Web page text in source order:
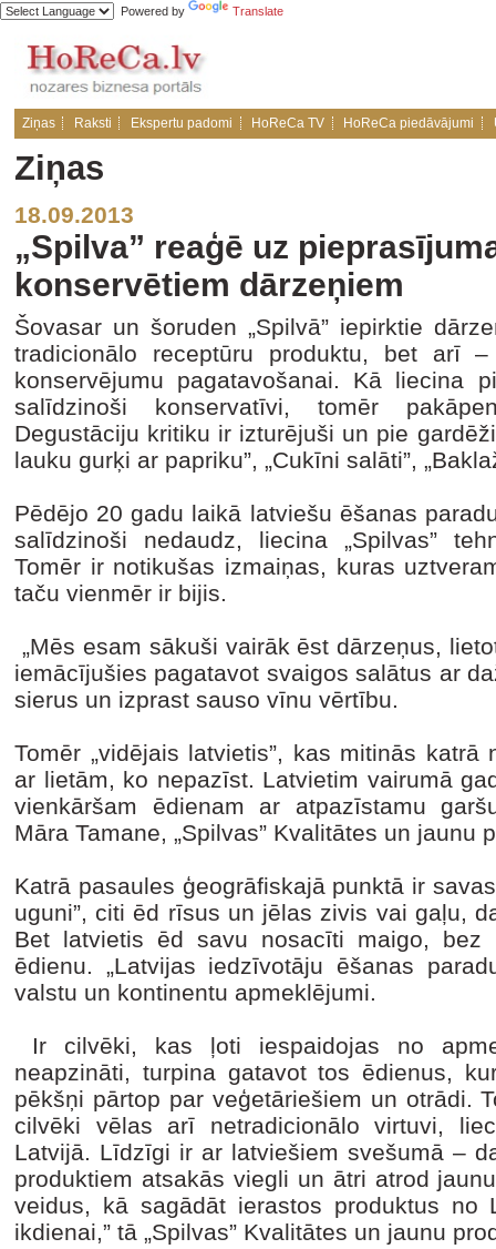
Powered by Translate
Ziņas Raksti Ekspertu padomi HoReCa TV HoReCa piedāvājumi
Ziņas
18.09.2013
„Spilva” reaģē uz
konservētiem dārzeņiem
Šovasar un šoruden „Spilvā” iepirktie
tradicionālo receptūru produktu, bet arī
konservējumu pagatavošanai. Kā liecina
salīdzinoši konservatīvi, tomēr
Degustāciju kritiku ir izturējuši un pie
lauku gurķi ar papriku”, „Cukīni salāti”,
Pēdējo 20 gadu laikā latviešu ēšanas
salīdzinoši nedaudz, liecina „Spilvas”
Tomēr ir notikušas izmaiņas, kuras
taču vienmēr ir bijis.
„Mēs esam sākuši vairāk ēst dārzeņus,
iemācījušies pagatavot svaigos salātus ar
sierus un izprast sauso vīnu vērtību.
Tomēr „vidējais latvietis”, kas mitinās
ar lietām, ko nepazīst. Latvietim vairumā
vienkāršam ēdienam ar atpazīstamu
Māra Tamane, „Spilvas” Kvalitātes un jaunu
Katrā pasaules ģeogrāfiskajā punktā ir
uguni”, citi ēd rīsus un jēlas zivis vai gaļu,
Bet latvietis ēd savu nosacīti maigo, bez
ēdienu. „Latvijas iedzīvotāju ēšanas
valstu un kontinentu apmeklējumi.
Ir cilvēki, kas ļoti iespaidojas no
neapzināti, turpina gatavot tos ēdienus,
pēkšņi pārtop par veģetāriešiem un otrādi.
cilvēki vēlas arī netradicionālo virtuvi,
Latvijā. Līdzīgi ir ar latviešiem svešumā –
produktiem atsakās viegli un ātri atrod
veidus, kā sagādāt ierastos produktus
ikdienai,” tā „Spilvas” Kvalitātes un jaunu